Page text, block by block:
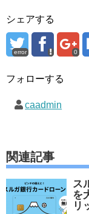
シェアする
error 0
フォローする
caadmin
関連記事
ス
を
リ